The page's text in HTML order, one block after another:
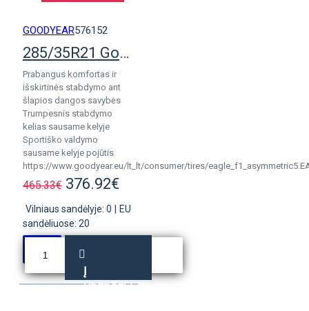
GOODYEAR576152
285/35R21 Goodyear Eagle F1 Asymm 5
Prabangus komfortas ir
išskirtinės stabdymo ant
šlapios dangos savybės
Trumpesnis stabdymo
kelias sausame kelyje
Sportiško valdymo
sausame kelyje pojūtis
https://www.goodyear.eu/lt_lt/consumer/tires/
465.33€ 376.92€
Vilniaus sandėlyje: 0
EU
sandėliuose: 20
Į
KREPŠELĮ